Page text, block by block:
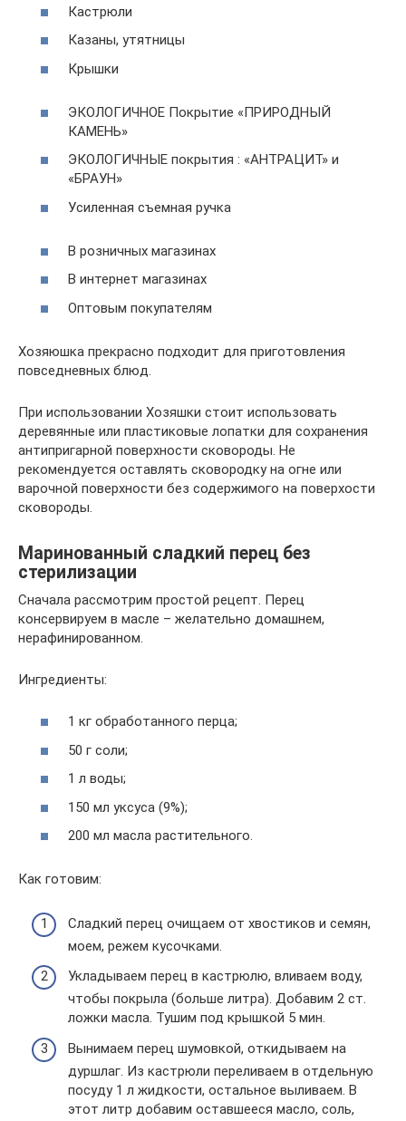
Кастрюли
Казаны, утятницы
Крышки
ЭКОЛОГИЧНОЕ Покрытие «ПРИРОДНЫЙ
КАМЕНЬ»
ЭКОЛОГИЧНЫЕ покрытия : «АНТРАЦИТ» и
«БРАУН»
Усиленная съемная ручка
В розничных магазинах
В интернет магазинах
Оптовым покупателям
Хозяюшка прекрасно подходит для приготовления
повседневных блюд.
При использовании Хозяшки стоит использовать
деревянные или пластиковые лопатки для сохранения
антипригарной поверхности сковороды. Не
рекомендуется оставлять сковородку на огне или
варочной поверхности без содержимого на поверхости
сковороды.
Маринованный сладкий перец без
стерилизации
Сначала рассмотрим простой рецепт. Перец
консервируем в масле – желательно домашнем,
нерафинированном.
Ингредиенты:
1 кг обработанного перца;
50 г соли;
1 л воды;
150 мл уксуса (9%);
200 мл масла растительного.
Как готовим:
Сладкий перец очищаем от хвостиков и семян,
моем, режем кусочками.
Укладываем перец в кастрюлю, вливаем воду,
чтобы покрыла (больше литра). Добавим 2 ст.
ложки масла. Тушим под крышкой 5 мин.
Вынимаем перец шумовкой, откидываем на
дуршлаг. Из кастрюли переливаем в отдельную
посуду 1 л жидкости, остальное выливаем. В
этот литр добавим оставшееся масло, соль,